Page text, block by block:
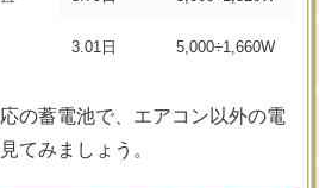
3.01日 5,000÷1,660W
の蓄電池で、エアコン以外の電
てみましょう。